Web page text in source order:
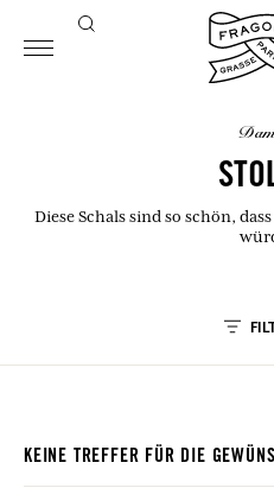
Diese Schals sind so schön,
KEINE TREFFER FÜR DIE